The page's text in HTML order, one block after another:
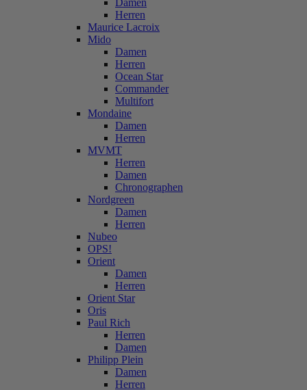
Damen
Herren
Maurice Lacroix
Mido
Damen
Herren
Ocean Star
Commander
Multifort
Mondaine
Damen
Herren
MVMT
Herren
Damen
Chronographen
Nordgreen
Damen
Herren
Nubeo
OPS!
Orient
Damen
Herren
Orient Star
Oris
Paul Rich
Herren
Damen
Philipp Plein
Damen
Herren